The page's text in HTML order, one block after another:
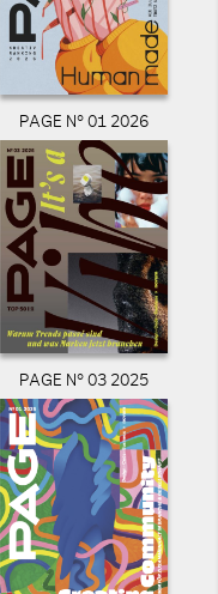
PAGE N° 01 2026
PAGE N° 03 2025